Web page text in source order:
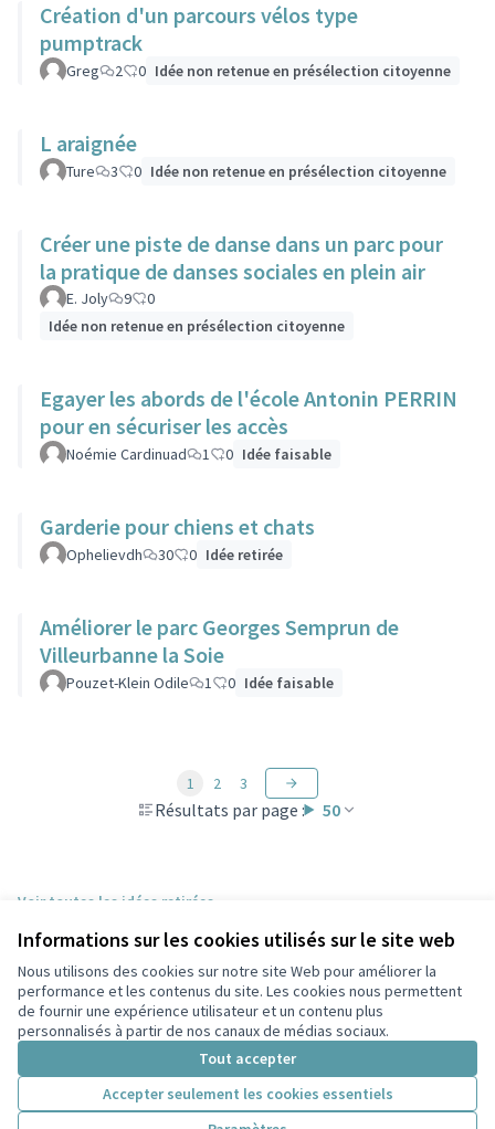
Informations sur les cookies utilisés sur le site web
Nous utilisons des cookies sur notre site Web pour améliorer la
performance et les contenus du site. Les cookies nous permettent
de fournir une expérience utilisateur et un contenu plus
personnalisés à partir de nos canaux de médias sociaux.
Tout accepter
Accepter seulement les cookies essentiels
Création d'un parcours vélos type
pumptrack
Greg 2 0 Idée non retenue en présélection citoyenne
L araignée
Ture 3 0 Idée non retenue en présélection citoyenne
Créer une piste de danse dans un parc pour
la pratique de danses sociales en plein air
E. Joly 9
0
Idée non retenue en présélection citoyenne
Egayer les abords de l'école Antonin PERRIN
pour en sécuriser les accès
Noémie Cardinuad 1 0 Idée faisable
Garderie pour chiens et chats
Ophelievdh 30 0 Idée retirée
Améliorer le parc Georges Semprun de
Villeurbanne la Soie
Pouzet-Klein Odile 1 0 Idée faisable
Résultats par page : 50
1 2 3
Voir toutes les idées retirées
Conditions d'utilisation
Paramètres des cookies
Participez Villeurbanne sur X
(Lien externe)
Participez Villeurbanne sur Facebook
Participez Villeurbanne sur Instagram
Participez Villeurbanne sur YouTube
(Lien externe)
Licence
(Lien